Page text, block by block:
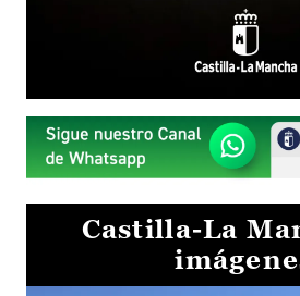
Castilla-La